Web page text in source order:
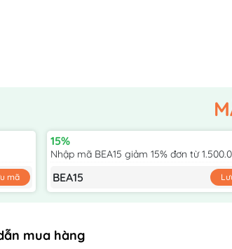
mã
15%
Nhập mã BEA15 giảm 15% đơn từ
BEA15
mua hàng